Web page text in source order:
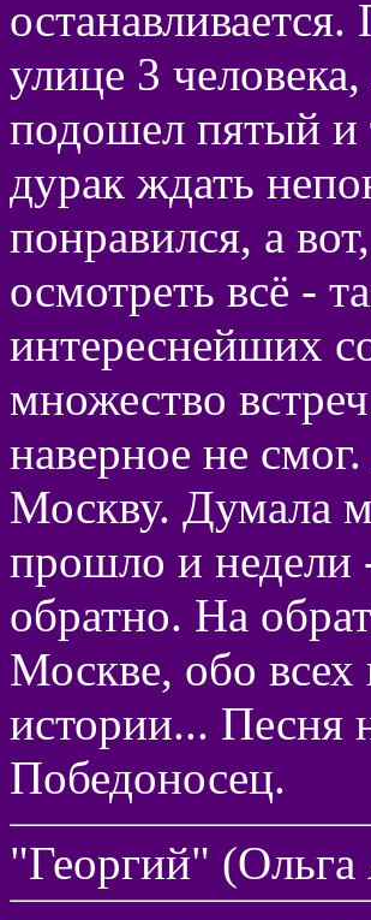
улице 3
подошел пятый и
дурак ждать
понравился, а
осмотреть всё -
интереснейших
множество
наверное не
Москву. Думала
прошло и недели
обратно. На
Москве, обо
истории... Песня
Победоносец.
"Георгий"